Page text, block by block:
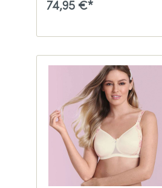
74,95 €*